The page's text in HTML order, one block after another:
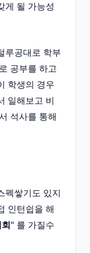
게 될 가능성
루공대로 학부
공부를 하고
학생의 경우
일해보고 비
석사를 통해
펙쌓기도 있지
인턴쉽을 해
" 를 가질수